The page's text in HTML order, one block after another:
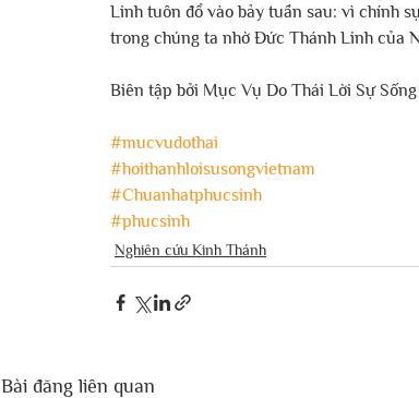
Linh tuôn đổ vào bảy tuần sau: vì chính
trong chúng ta nhờ Đức Thánh Linh của
Biên tập bởi Mục Vụ Do Thái Lời Sự
#mucvudothai
#hoithanhloisusongvietnam
#Chuanhatphucsinh
#phucsinh
Nghiên cứu Kinh Thánh
Bài đăng liên quan